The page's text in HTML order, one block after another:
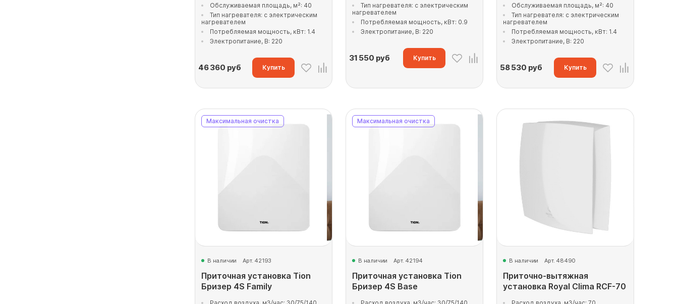
Обслуживаемая площадь, м²: 40
Тип нагревателя: с электрическим
нагревателем
Потребляемая мощность, кВт: 1.4
Электропитание, В: 220
46 360 руб Купить
Тип нагревателя: с электрическим
нагревателем
Потребляемая мощность, кВт: 0.9
Электропитание, В: 220
31 550 руб Купить
Обслуживаемая площадь, м²: 40
Тип нагревателя: с электрическим
нагревателем
Потребляемая мощность, кВт: 1.4
Электропитание, В: 220
58 530 руб Купить
Максимальная очистка
В наличии Арт. 42193
Приточная установка Tion
Бризер 4S Family
Максимальная очистка
В наличии Арт. 42194
Приточная установка Tion
Бризер 4S Base
В наличии Арт. 48490
Приточно-вытяжная
установка Royal Clima RCF-70